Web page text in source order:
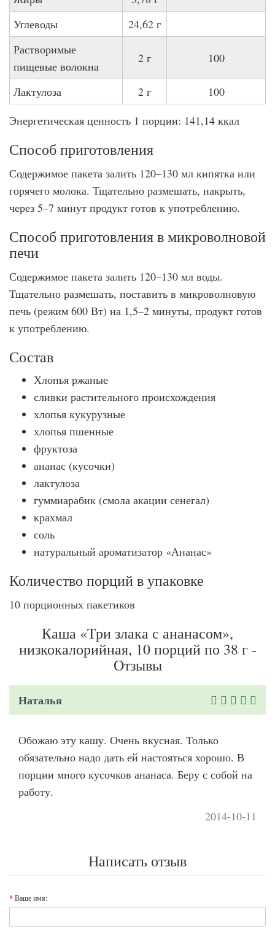
Углеводы
24,62 г
Растворимые
пищевые волокна
2 г 100
Лактулоза 2 г
100
Энергетическая ценность 1 порции: 141,14 ккал
Способ приготовления
Содержимое пакета залить 120–130 мл кипятка или
горячего молока. Тщательно размешать, накрыть,
через 5–7 минут продукт готов к употреблению.
Способ приготовления в микроволновой
печи
Содержимое пакета залить 120–130 мл воды.
Тщательно размешать, поставить в микроволновую
печь (режим 600 Вт) на 1,5–2 минуты, продукт готов
к употреблению.
Состав
Хлопья ржаные
сливки растительного происхождения
хлопья кукурузные
хлопья пшенные
фруктоза
ананас (кусочки)
лактулоза
гуммиарабик (смола акации сенегал)
крахмал
соль
натуральный ароматизатор «Ананас»
Количество порций в упаковке
10 порционных пакетиков
Каша «Три злака с ананасом»,
низкокалорийная, 10 порций по 38 г -
Отзывы
Наталья
Обожаю эту кашу. Очень вкусная. Только
обязательно надо дать ей настояться хорошо. В
порции много кусочков ананаса. Беру с собой на
работу.
2014-10-11
Написать отзыв
Ваше имя: